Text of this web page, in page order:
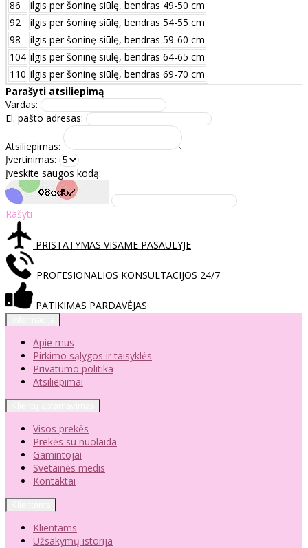
86
ilgis per šoninę siūlę, bendras 49-50 cm
92
ilgis per šoninę siūlę, bendras 54-55 cm
98
ilgis per šoninę siūlę, bendras 59-60 cm
104 ilgis per šoninę siūlę, bendras 64-65 cm
110 ilgis per šoninę siūlę, bendras 69-70 cm
Parašyti atsiliepimą
Vardas:
El. pašto adresas:
Atsiliepimas:
Įvertinimas:
Įveskite saugos kodą:
Rašyti
PRISTATYMAS VISAME PASAULYJE
PROFESIONALIOS KONSULTACIJOS 24/7
PATIKIMAS PARDAVĖJAS
Apie mus
Pirkimo sąlygos ir taisyklės
Privatumo politika
Atsiliepimai
Visos prekės
Prekės su nuolaida
Gamintojai
Svetainės medis
Kontaktai
Klientams
Užsakymų istorija